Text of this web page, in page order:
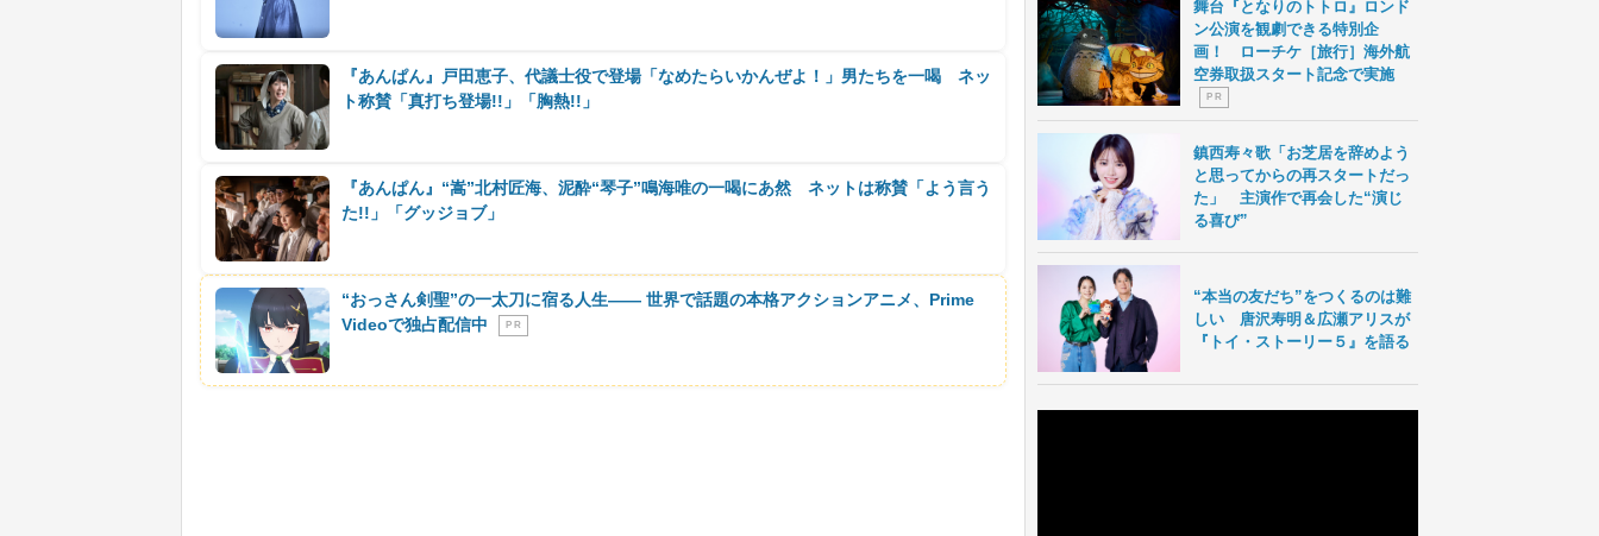
『あんぱん』戸田恵子、代議士役で登場「なめたらいかんぜよ！」男たちを一喝 ネッ
ト称賛「真打ち登場!!」「胸熱!!」
『あんぱん』“嵩”北村匠海、泥酔“琴子”鳴海唯の一喝にあ然 ネットは称賛「よう言う
た!!」「グッジョブ」
“おっさん剣聖”の一太刀に宿る人生―― 世界で話題の本格アクションアニメ、Prime
Videoで独占配信中
P R
舞台『となりのトトロ』ロンド
ン公演を観劇できる特別企
画！ ローチケ［旅行］海外航
空券取扱スタート記念で実施
P R
鎮西寿々歌「お芝居を辞めよう
と思ってからの再スタートだっ
た」 主演作で再会した“演じ
る喜び”
“本当の友だち”をつくるのは難
しい 唐沢寿明＆広瀬アリスが
『トイ・ストーリー５』を語る